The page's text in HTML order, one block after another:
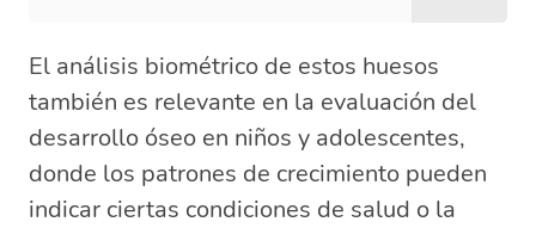
El análisis biométrico de estos huesos
también es relevante en la evaluación del
desarrollo óseo en niños y adolescentes,
donde los patrones de crecimiento pueden
indicar ciertas condiciones de salud o la